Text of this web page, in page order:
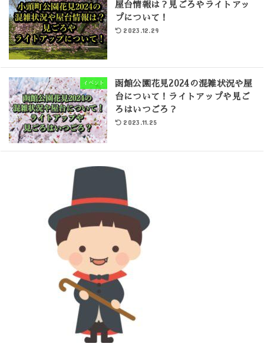
屋台情報は？見ごろやライトアッ
プについて！
2023.12.29
イベント
函館公園花見2024の混雑状況や屋
台について！ライトアップや見ご
ろはいつごろ？
2023.11.25